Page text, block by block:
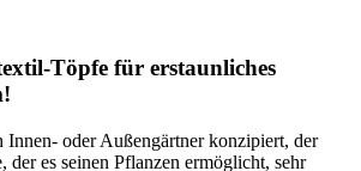
Töpfe für erstaunliches
Innen- oder Außengärtner konzipiert, der
der es seinen Pflanzen ermöglicht, sehr